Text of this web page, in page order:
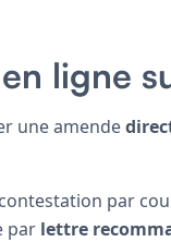
ligne
une amende
par
par lettre